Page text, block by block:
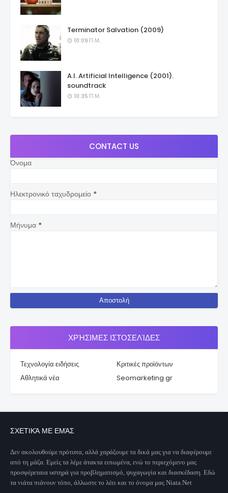
Terminator Salvation (2009)
10:09 Π.Μ.
A.I. Artificial Intelligence (2001).
soundtrack
10:35 Π.Μ.
CONTACT US
Όνομα
Ηλεκτρονικό ταχυδρομείο *
Μήνυμα *
ΧΡΉΣΙΜΕΣ ΙΣΤΟΣΕΛΊΔΕΣ
Τεχνολογία ειδήσεις
Κριτικές προϊόντων
Αθλητικά νέα
Seomarketing.gr
ΣΧΕΤΙΚΆ ΜΕ ΕΜΆΣ
Δεν ακολουθούμε πρότυπα, αλλά χαράζουμε τα δικά μας για να διαφέρουμε
από τη μάζα. Εμείς τα λέμε άτακτα ειπωμένα, ενώ το περιεχόμενο μας
προσφέρεταια υστηρά για προβληματισμό, ψυχαγωγία και διασκέδαση. Εδώ
τα νιάτα πιάνουν τόπο, άλλωστε το λέει και το όνομα μας Niata.Net